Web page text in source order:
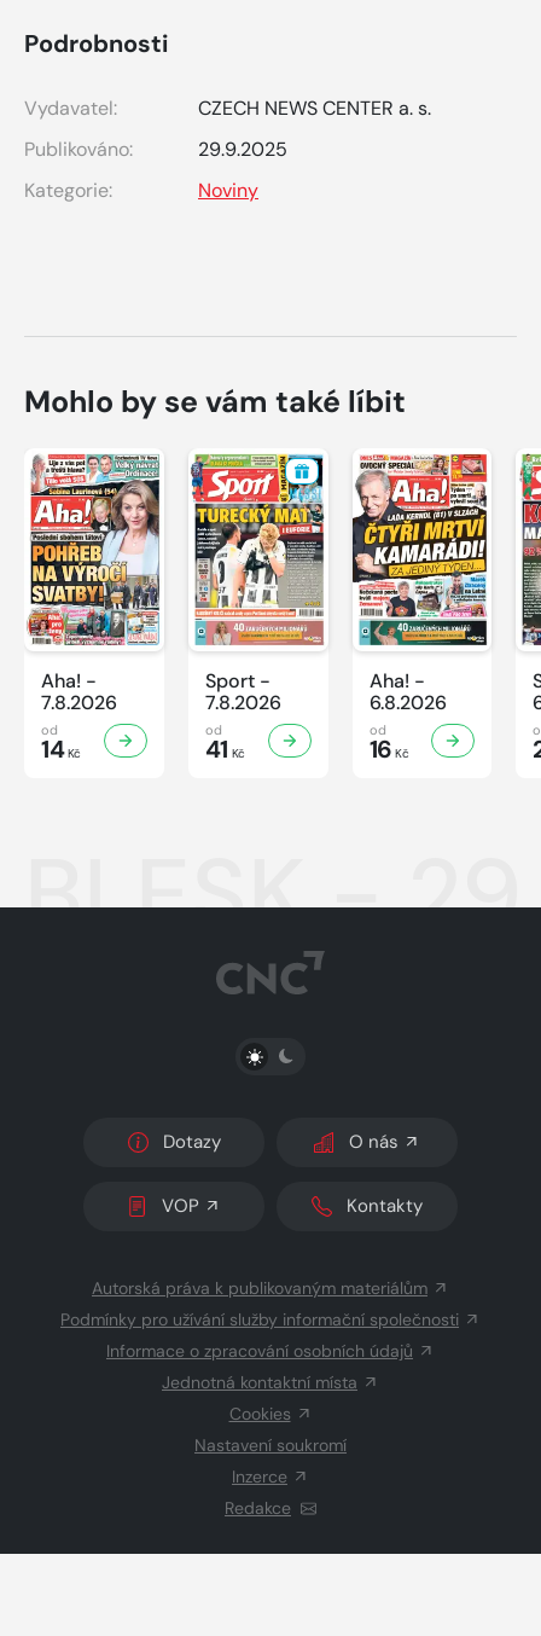
Podrobnosti
Vydavatel:
CZECH NEWS CENTER a. s.
Publikováno:
29.9.2025
Kategorie:
Noviny
Mohlo by se vám také líbit
Aha! -
7.8.2026
od
14Kč
Sport -
7.8.2026
od
41 Kč
Aha! -
6.8.2026
od
16 Kč
BLESK -
PŘEPNOUT SVĚTLÝ/TMAVÝ REŽIM
Dotazy O nás
VOP Kontakty
Autorská práva k publikovaným materiálům
Podmínky pro užívání služby informační společnosti
Informace o zpracování osobních údajů
Jednotná kontaktní místa
Cookies
Nastavení soukromí
Inzerce
Redakce